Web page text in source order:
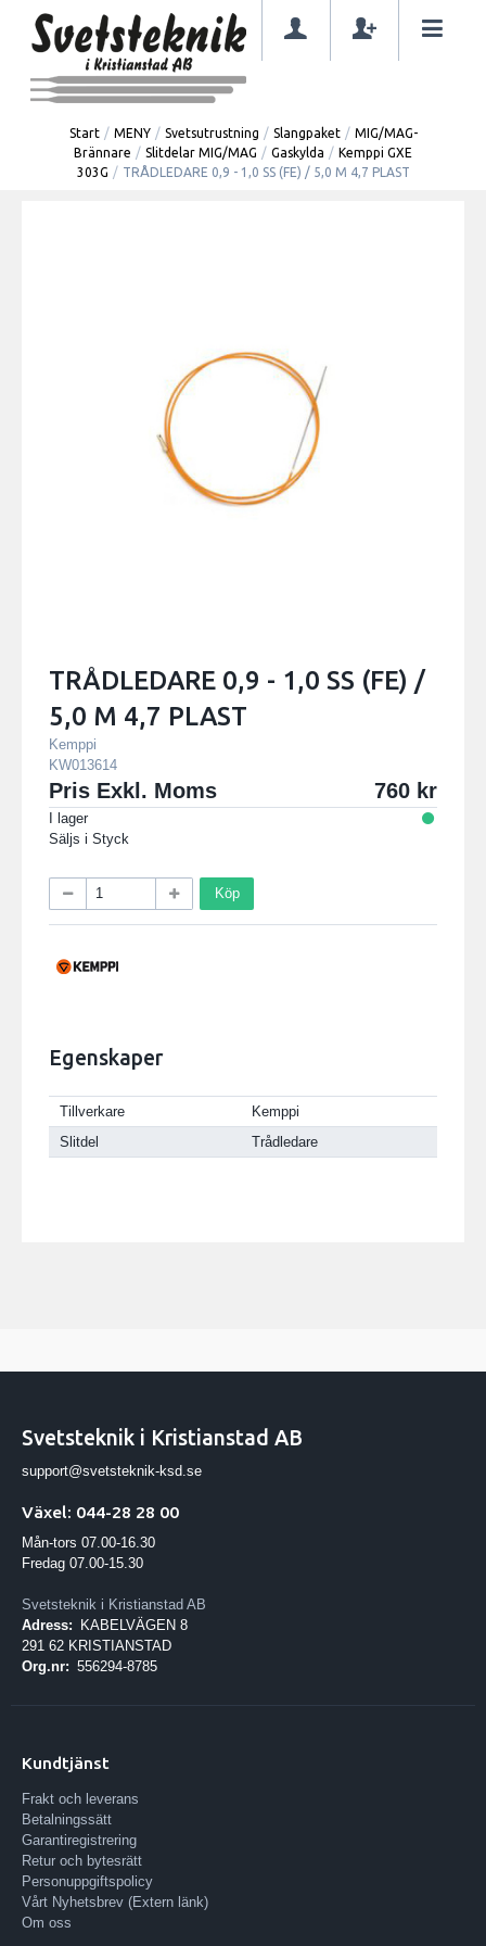
Start / MENY / Svetsutrustning / Slangpaket / MIG/MAG-
Brännare / Slitdelar MIG/MAG / Gaskylda / Kemppi GXE
303G / TRÅDLEDARE 0,9 - 1,0 SS (FE) / 5,0 M 4,7 PLAST
TRÅDLEDARE 0,9 - 1,0 SS (FE) /
5,0 M 4,7 PLAST
Kemppi
KW013614
Pris Exkl. Moms 760
I lager
Säljs i Styck
Köp
Egenskaper
Tillverkare
Kemppi
Slitdel
Trådledare
Svetsteknik i Kristianstad AB
support@svetsteknik-ksd.se
Växel: 044-28 28 00
Mån-tors 07.00-16.30
Fredag 07.00-15.30
Svetsteknik i Kristianstad AB
Adress:
KABELVÄGEN 8
291 62 KRISTIANSTAD
Org.nr: 556294-8785
Kundtjänst
Frakt och leverans
Betalningssätt
Garantiregistrering
Retur och bytesrätt
Personuppgiftspolicy
Vårt Nyhetsbrev (Extern länk)
Om oss